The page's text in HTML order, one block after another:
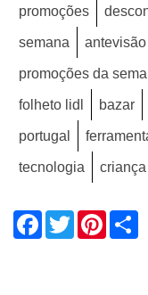
promoções
semana
promoções da
folheto lidl bazar
portugal
tecnologia criança
Facebook
Twitter